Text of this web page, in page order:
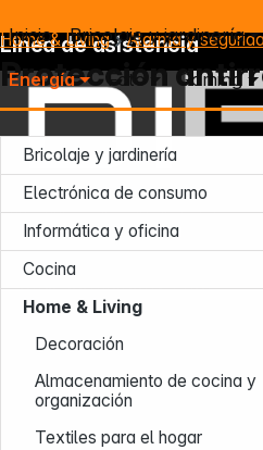
Inicio Bricolaje y jardinería
Energía Foto Gaming
Home & Living Alarma y
Protección
Bricolaje y jardinería
Electrónica de consumo
Informática y oficina
Cocina
Home & Living
Decoración
Almacenamiento de cocina y
organización
Textiles para el hogar
Línea de asistencia
Lun – Jue: 7:30 – 16:30 (CET)
Vie: 7:30 – 13:30 (CET)
Tel.: +49 931 9708 - 466
E-mail: info@difox.com